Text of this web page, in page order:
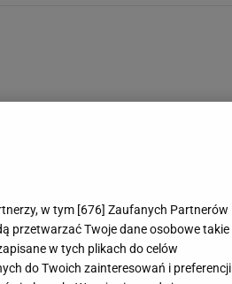
w tym [676] Zaufanych Partnerów
przetwarzać Twoje dane osobowe takie
w tych plikach do celów
do Twoich zainteresowań i preferencji